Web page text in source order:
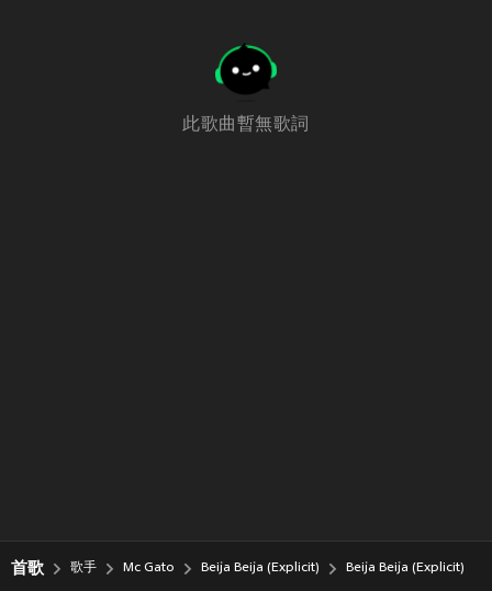
此歌曲暫無歌詞
首歌 歌手 Mc Gato Beija Beija (Explicit) Beija Beija (Explicit)